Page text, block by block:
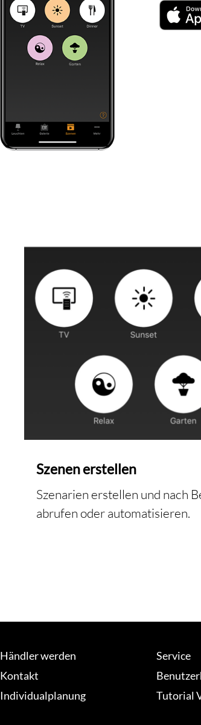
Szenen erstellen
Szenarien erstellen und nach
abrufen oder automatisieren.
Händler werden
Kontakt
Individualplanung
Service
Tutorial